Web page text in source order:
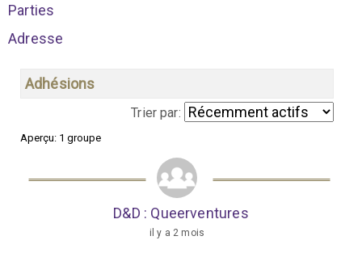
Parties
Adresse
Adhésions
Trier par:
G
Aperçu: 1 groupe
D&D : Queerventures
il y a 2 mois